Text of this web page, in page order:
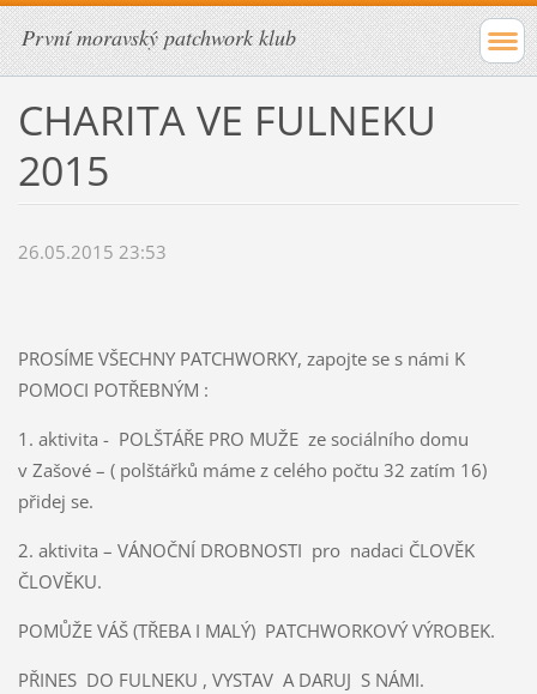
První moravský patchwork klub
CHARITA VE FULNEKU
2015
26.05.2015 23:53
PROSÍME VŠECHNY PATCHWORKY, zapojte se s námi K
POMOCI POTŘEBNÝM :
1. aktivita - POLŠTÁŘE PRO MUŽE ze sociálního domu
v Zašové – ( polštářků máme z celého počtu 32 zatím 16)
přidej se.
2. aktivita – VÁNOČNÍ DROBNOSTI pro nadaci ČLOVĚK
ČLOVĚKU.
POMŮŽE VÁŠ (TŘEBA I MALÝ) PATCHWORKOVÝ VÝROBEK.
PŘINES DO FULNEKU , VYSTAV A DARUJ S NÁMI.